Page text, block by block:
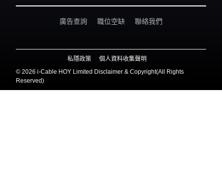
廣告查詢 職位空缺 聯絡我們
私隱政策
個人資料收集聲明
© 2026 i-Cable HOY Limited Disclaimer & Copyright(All Rights
Reserved)